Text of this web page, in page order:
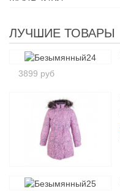
ЛУЧШИЕ ТОВАРЫ
3899 руб